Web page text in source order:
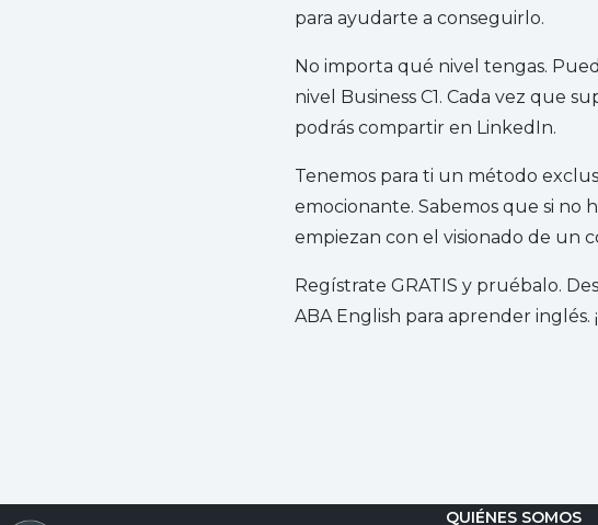
para ayudarte a conseguirlo.
No importa qué nivel tengas.
nivel Business C1. Cada vez que
podrás compartir en LinkedIn.
Tenemos para ti un método
emocionante. Sabemos que si no
empiezan con el visionado de un
Regístrate GRATIS y pruébalo.
ABA English para aprender inglés.
QUIÉNES SOMOS